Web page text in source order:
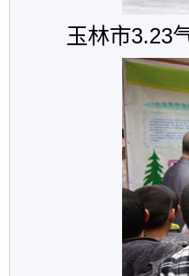
玉林市3.23